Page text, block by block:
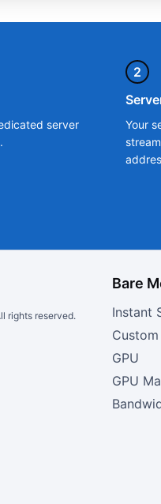
server
2
Your
rights reserved.
Bare
Instant
GPU
GPU